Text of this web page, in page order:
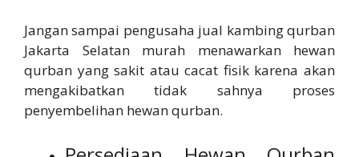
Jangan sampai pengusaha jual kambing qurban
Jakarta Selatan murah menawarkan hewan
qurban yang sakit atau cacat fisik karena akan
mengakibatkan tidak sahnya proses
penyembelihan hewan qurban.